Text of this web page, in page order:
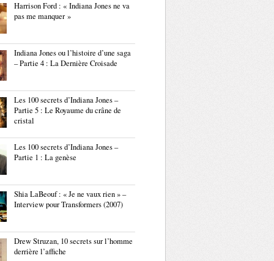
Harrison Ford : « Indiana Jones ne va
pas me manquer »
Indiana Jones ou l’histoire d’une saga
– Partie 4 : La Dernière Croisade
Les 100 secrets d’Indiana Jones –
Partie 5 : Le Royaume du crâne de
cristal
Les 100 secrets d’Indiana Jones –
Partie 1 : La genèse
Shia LaBeouf : « Je ne vaux rien » –
Interview pour Transformers (2007)
Drew Struzan, 10 secrets sur l’homme
derrière l’affiche